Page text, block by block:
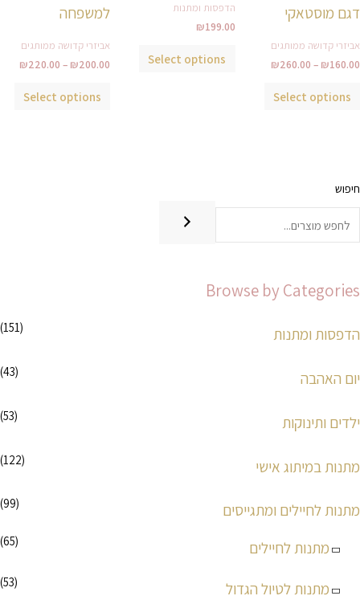
דגם מוסטאקי
אביזרי קדושה ממותגים
₪160.00
–
₪260.00
Select options
הדפסות ומתנות
₪199.00
Select options
למשפחה
אביזרי קדושה ממותגים
₪200.00
–
₪220.00
Select options
חיפוש
Browse by Categories
הדפסות ומתנות (151)
יום האהבה (43)
ילדים ותינוקות (53)
מתנות במיתוג אישי (122)
מתנות לחיילים ומתגייסים (99)
מתנות לחיילים (65)
מתנות לטיול הגדול (53)
מ
נ